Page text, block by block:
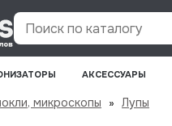
Поиск по каталогу
АКСЕССУАРЫ
микроскопы » Лупы